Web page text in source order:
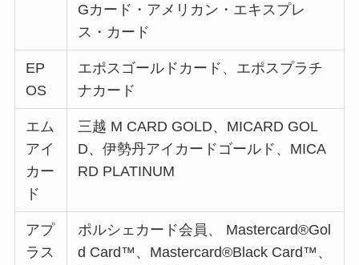
Gカード・アメリカン・エキスプレ
ス・カード
EP
OS
エポスゴールドカード、エポスプラチ
ナカード
エム
アイ
カー
ド
三越 M CARD GOLD、MICARD GOL
D、伊勢丹アイカードゴールド、MICA
RD PLATINUM
アプ
ラス
ポルシェカード会員、 Mastercard®Gol
d Card™、Mastercard®Black Card™、